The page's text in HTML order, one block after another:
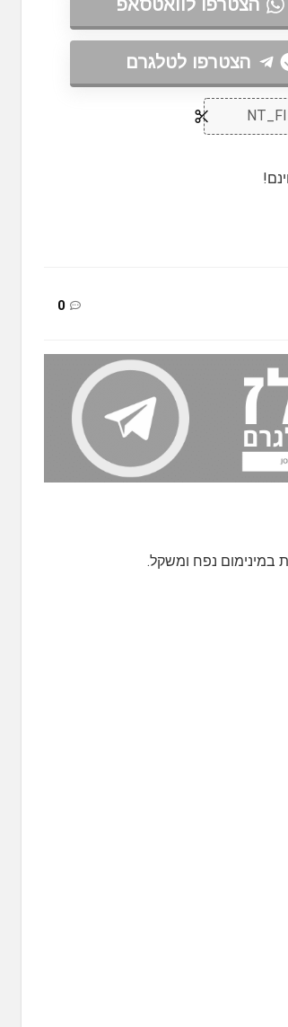
הצטרפו לוואטסאפ
הצטרפו לטלגרם
0
במינימום נפח ומשקל.